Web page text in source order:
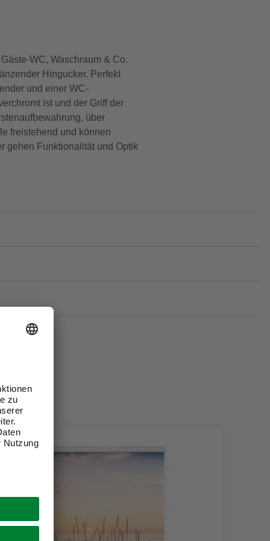
WC, Waschraum & Co.
Hingucker. Perfekt
und einer WC-
ist und der Griff der
über
freistehend und können
gehen Funktionalität und Optik